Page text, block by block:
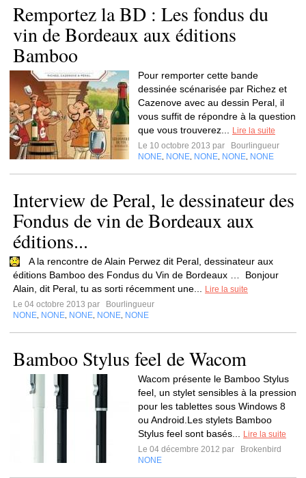
Remportez la BD : Les fondus du
vin de Bordeaux aux éditions
Bamboo
Pour remporter cette bande
dessinée scénarisée par Richez et
Cazenove avec au dessin Peral, il
vous suffit de répondre à la question
que vous trouverez...
Lire la suite
Le 10 octobre 2013 par
Bourlingueur
NONE NONE NONE NONE NONE
Interview de Peral, le dessinateur des
Fondus de vin de Bordeaux aux
éditions...
A la rencontre de Alain Perwez dit Peral, dessinateur aux
éditions Bamboo des Fondus du Vin de Bordeaux … Bonjour
Alain, dit Peral, tu as sorti récemment une...
Lire la suite
Le 04 octobre 2013 par
Bourlingueur
NONE NONE NONE NONE NONE
Bamboo Stylus feel de Wacom
Wacom présente le Bamboo Stylus
feel, un stylet sensibles à la pression
pour les tablettes sous Windows 8
ou Android.Les stylets Bamboo
Stylus feel sont basés...
Lire la suite
Le 04 décembre 2012 par
Brokenbird
NONE